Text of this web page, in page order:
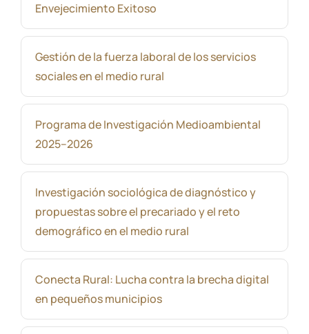
Envejecimiento Exitoso
Gestión de la fuerza laboral de los servicios
sociales en el medio rural
Programa de Investigación Medioambiental
2025–2026
Investigación sociológica de diagnóstico y
propuestas sobre el precariado y el reto
demográfico en el medio rural
Conecta Rural: Lucha contra la brecha digital
en pequeños municipios